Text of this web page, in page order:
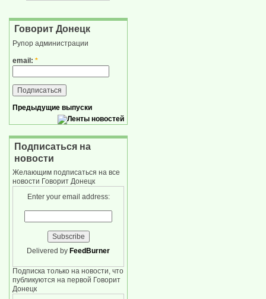
Говорит Донецк
Рупор администрации
email: *
Предыдущие выпуски
Подписаться на
новости
Желающим подписаться на все
новости Говорит Донецк
Enter your email address:
Delivered by FeedBurner
Подписка только на новости, что
публикуются на первой Говорит
Донецк